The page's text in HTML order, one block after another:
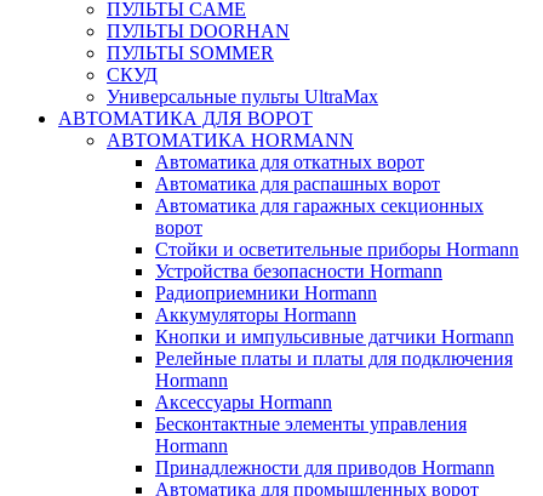
ПУЛЬТЫ CAME
ПУЛЬТЫ DOORHAN
ПУЛЬТЫ SOMMER
СКУД
Универсальные пульты UltraMax
АВТОМАТИКА ДЛЯ ВОРОТ
АВТОМАТИКА HORMANN
Автоматика для откатных ворот
Автоматика для распашных ворот
Автоматика для гаражных секционных
ворот
Стойки и осветительные приборы Hormann
Устройства безопасности Hormann
Радиоприемники Hormann
Аккумуляторы Hormann
Кнопки и импульсивные датчики Hormann
Релейные платы и платы для подключения
Hormann
Аксессуары Hormann
Бесконтактные элементы управления
Hormann
Принадлежности для приводов Hormann
Автоматика для промышленных ворот